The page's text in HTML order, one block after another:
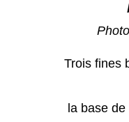
Trois fines
la base de